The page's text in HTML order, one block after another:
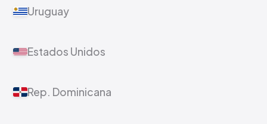
Uruguay
Estados Unidos
Rep. Dominicana